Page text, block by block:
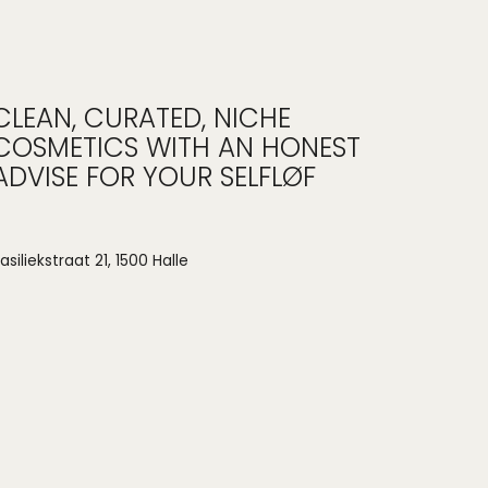
CURATED, NICHE
WITH AN HONEST
FOR YOUR SELFLØF
21, 1500 Halle